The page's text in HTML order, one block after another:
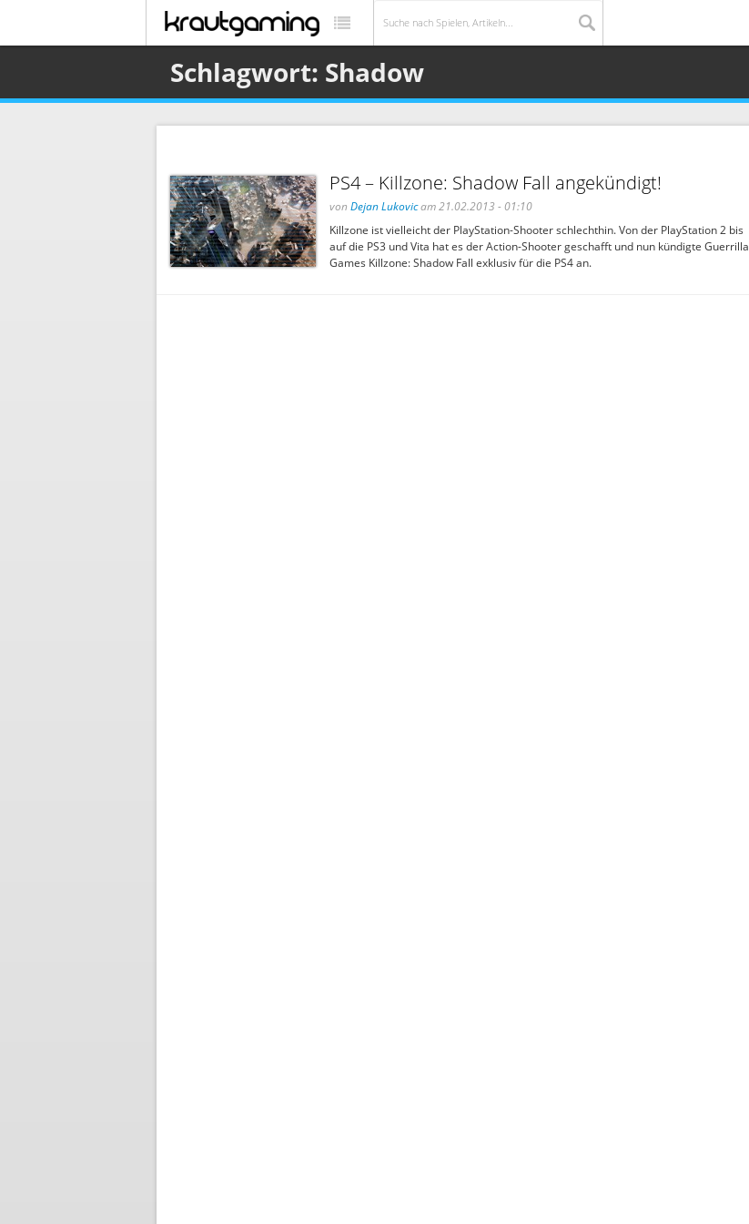
Schlagwort: Shadow
PS4 – Killzone: Shadow Fall angekündigt!
von Dejan Lukovicam 21.02.2013 - 01:10
Killzone ist vielleicht der PlayStation-Shooter schlechthin. Von der PlayStation 2 bis
auf die PS3 und Vita hat es der Action-Shooter geschafft und nun kündigte Guerrilla
Games Killzone: Shadow Fall exklusiv für die PS4 an.